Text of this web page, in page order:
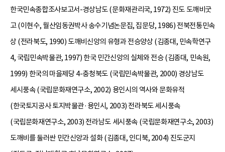
한국민속종합조사보고서-경상남도 (문화재관리국, 1972) 진도 도깨비굿
고 (이현수, 월산임동권박사 송수기념논문집, 집문당, 1986) 전북전통민속
상 (전라북도, 1990) 도깨비신앙의 유형과 전승양상 (김종대, 민속학연구
4, 국립민속박물관, 1997) 한국 민간신앙의 실체와 전승 (김종대, 민속원,
1999) 한국의 마을제당 4-충청북도 (국립민속박물관, 2000) 경상남도
세시풍속 (국립문화재연구소, 2002) 용인시의 역사와 문화유적
(한국토지공사 토지박물관·용인시, 2003) 전라북도 세시풍속
(국립문화재연구소, 2003) 전라남도 세시풍속 (국립문화재연구소, 2003)
도깨비를 둘러싼 민간신앙과 설화 (김종대, 인디북, 2004) 진도군지